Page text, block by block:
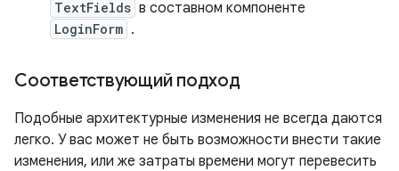
TextFields в составном компоненте
LoginForm .
Соответствующий подход
Подобные архитектурные изменения не всегда даются
легко. У вас может не быть возможности внести такие
изменения, или же затраты времени могут перевесить